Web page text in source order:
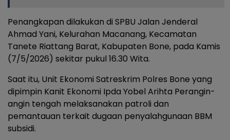
Penangkapan dilakukan di SPBU Jalan Jenderal
Ahmad Yani, Kelurahan Macanang, Kecamatan
Tanete Riattang Barat, Kabupaten Bone, pada Kamis
(7/5/2026) sekitar pukul 16.30 Wita.
Saat itu, Unit Ekonomi Satreskrim Polres Bone yang
dipimpin Kanit Ekonomi Ipda Yobel Arihta Perangin-
angin tengah melaksanakan patroli dan
pemantauan terkait dugaan penyalahgunaan BBM
subsidi.